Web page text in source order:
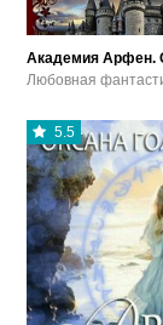
Академия Арфен.
Любовная
5.5